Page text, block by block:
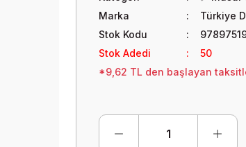
Marka
Türkiye
Stok Kodu
Stok Adedi
50
*9,62 TL den başlayan